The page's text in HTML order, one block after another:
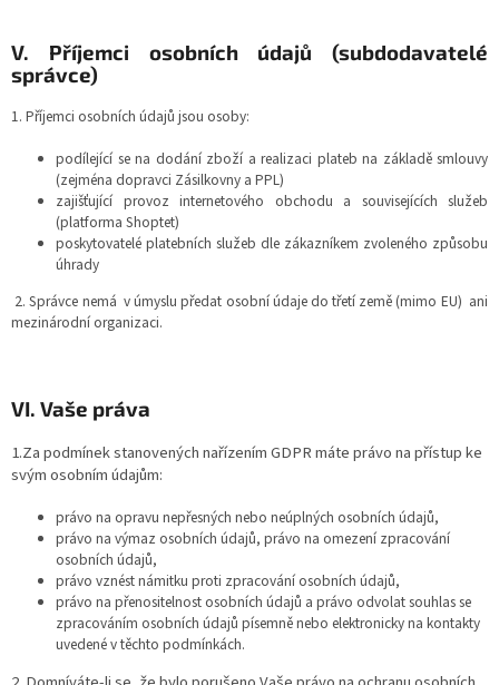
V. Příjemci osobních údajů (subdodavatelé
správce)
1. Příjemci osobních údajů jsou osoby:
podílející se na dodání zboží a realizaci plateb na základě smlouvy
(zejména dopravci Zásilkovny a PPL)
zajišťující provoz internetového obchodu a souvisejících služeb
(platforma Shoptet)
poskytovatelé platebních služeb dle zákazníkem zvoleného způsobu
úhrady
2. Správce nemá v úmyslu předat osobní údaje do třetí země (mimo EU) ani
mezinárodní organizaci.
VI. Vaše práva
1.Za podmínek stanovených nařízením GDPR máte právo na přístup ke
svým osobním údajům:
právo na opravu nepřesných nebo neúplných osobních údajů,
právo na výmaz osobních údajů, právo na omezení zpracování
osobních údajů,
právo vznést námitku proti zpracování osobních údajů,
právo na přenositelnost osobních údajů a právo odvolat souhlas se
zpracováním osobních údajů písemně nebo elektronicky na kontakty
uvedené v těchto podmínkách.